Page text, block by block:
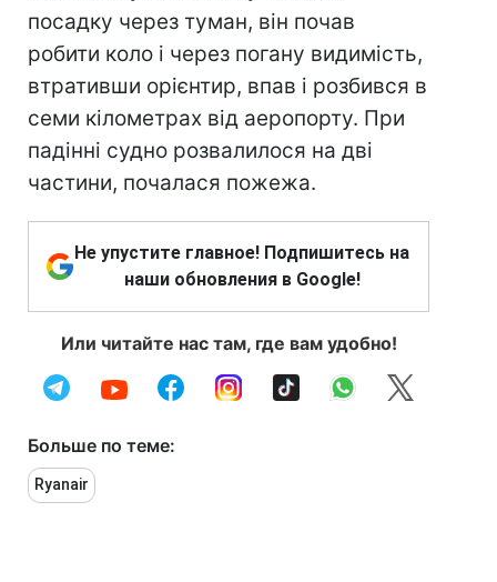
посадку через туман, він почав
робити коло і через погану видимість,
втративши орієнтир, впав і розбився в
семи кілометрах від аеропорту. При
падінні судно розвалилося на дві
частини, почалася пожежа.
Не упустите главное! Подпишитесь на
наши обновления в Google!
Или читайте нас там, где вам удобно!
Больше по теме:
Ryanair